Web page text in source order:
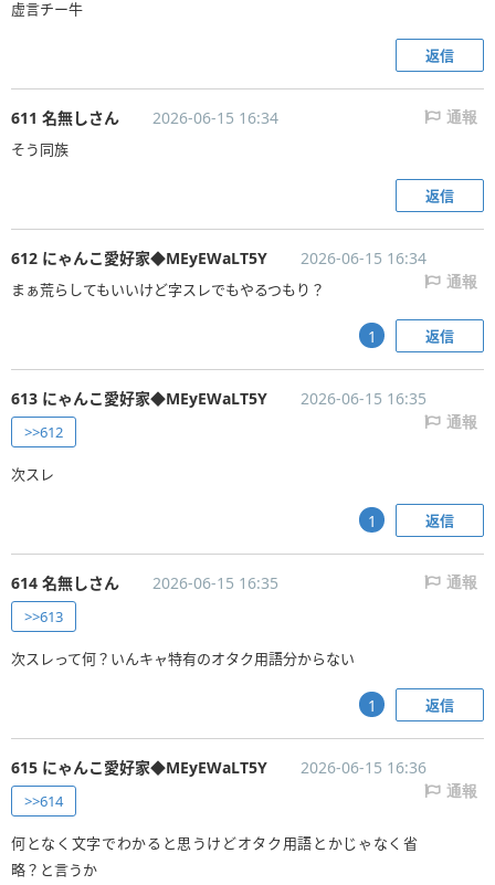
虚言チー牛
返信
611 名無しさん 2026-06-15 16:34 通報
そう同族
返信
612 にゃんこ愛好家◆MEyEWaLT5Y 2026-06-15 16:34
通報
まぁ荒らしてもいいけど字スレでもやるつもり？
返信
1
613 にゃんこ愛好家◆MEyEWaLT5Y 2026-06-15 16:35
通報
>>612
次スレ
返信
1
614 名無しさん 2026-06-15 16:35 通報
>>613
次スレって何？いんキャ特有のオタク用語分からない
返信
1
615 にゃんこ愛好家◆MEyEWaLT5Y 2026-06-15 16:36
通報
>>614
何となく文字でわかると思うけどオタク用語とかじゃなく省
略？と言うか